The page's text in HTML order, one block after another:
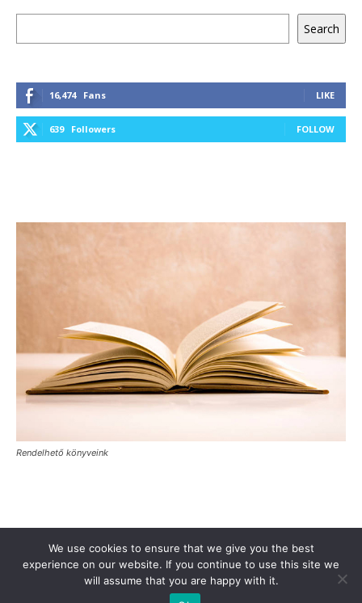
Search
16,474 Fans LIKE
639 Followers FOLLOW
Rendelhető könyveink
Támogasd a Türkinfót! Kiadványaink
Médiaajánlat
Impresszum
Adatkezelési Tájékoztató ÁSZF
Alapítvány
Rólunk
Kapcsolat
We use cookies to ensure that we give you the best
experience on our website. If you continue to use this site we
will assume that you are happy with it.